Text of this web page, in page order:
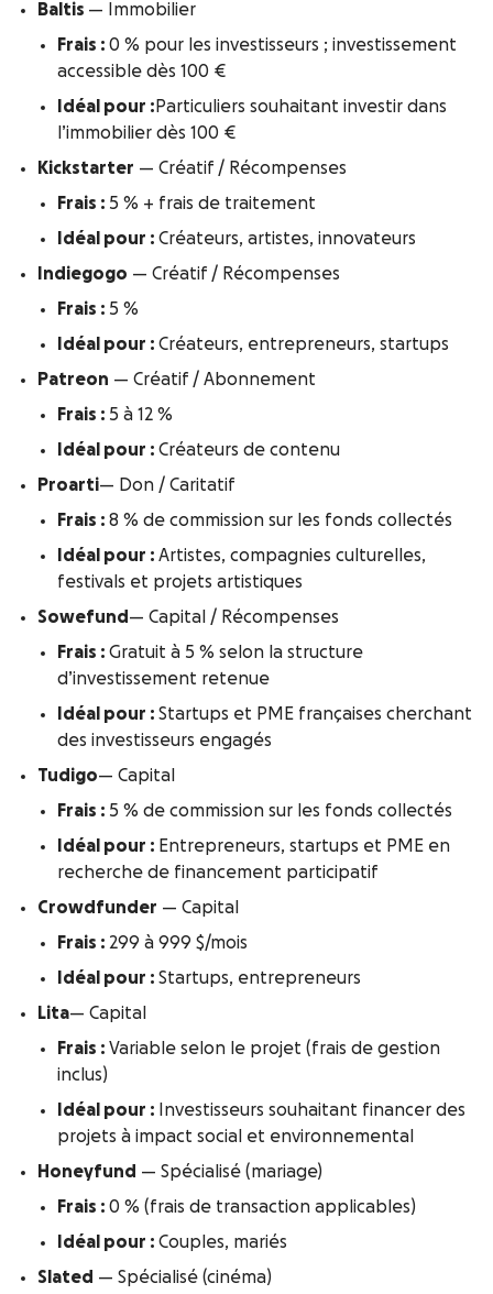
Baltis — Immobilier
Frais : 0 % pour les investisseurs ; investissement
accessible dès 100 €
Idéal pour : Particuliers souhaitant investir dans
l’immobilier dès 100 €
Kickstarter — Créatif / Récompenses
Frais : 5 % + frais de traitement
Idéal pour : Créateurs, artistes, innovateurs
Indiegogo — Créatif / Récompenses
Frais : 5 %
Idéal pour : Créateurs, entrepreneurs, startups
Patreon — Créatif / Abonnement
Frais : 5 à 12 %
Idéal pour : Créateurs de contenu
Proarti— Don / Caritatif
Frais : 8 % de commission sur les fonds collectés
Idéal pour : Artistes, compagnies culturelles,
festivals et projets artistiques
Sowefund — Capital / Récompenses
Frais : Gratuit à 5 % selon la structure
d’investissement retenue
Idéal pour : Startups et PME françaises cherchant
des investisseurs engagés
Tudigo— Capital
Frais : 5 % de commission sur les fonds collectés
Idéal pour : Entrepreneurs, startups et PME en
recherche de financement participatif
Crowdfunder — Capital
Frais : 299 à 999 $/mois
Idéal pour : Startups, entrepreneurs
Lita— Capital
Frais : Variable selon le projet (frais de gestion
inclus)
Idéal pour :
Investisseurs souhaitant financer des
projets à impact social et environnemental
Honeyfund — Spécialisé (mariage)
Frais : 0 % (frais de transaction applicables)
Idéal pour : Couples, mariés
Slated — Spécialisé (cinéma)